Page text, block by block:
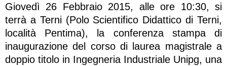
Giovedì 26 Febbraio 2015, alle ore 10:30, si
terrà a Terni (Polo Scientifico Didattico di Terni,
località Pentima), la conferenza stampa di
inaugurazione del corso di laurea magistrale a
doppio titolo in Ingegneria Industriale Unipg, una